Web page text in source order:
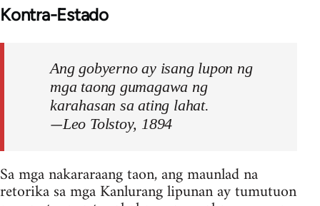
Kontra-Estado
Ang gobyerno ay isang lupon ng
mga taong gumagawa ng
karahasan sa ating lahat.
—Leo Tolstoy, 1894
Sa mga nakararaang taon, ang maunlad na
retorika sa mga Kanlurang lipunan ay tumutuon